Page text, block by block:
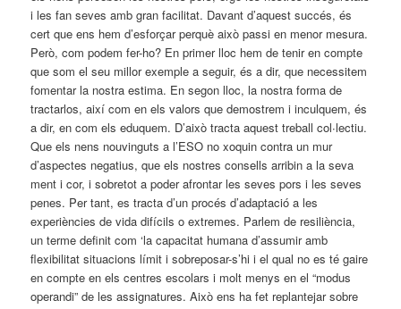
i les fan seves amb gran facilitat. Davant d’aquest succés, és
cert que ens hem d’esforçar perquè això passi en menor mesura.
Però, com podem fer-­ho? En primer lloc hem de tenir en compte
que som el seu millor exemple a seguir, és a dir, que necessitem
fomentar la nostra estima. En segon lloc, la nostra forma de
tractar­los, així com en els valors que demostrem i inculquem, és
a dir, en com els eduquem. D’això tracta aquest treball col∙lectiu.
Que els nens nouvinguts a l’ESO no xoquin contra un mur
d’aspectes negatius, que els nostres consells arribin a la seva
ment i cor, i sobretot a poder afrontar les seves pors i les seves
penes. Per tant, es tracta d’un procés d’adaptació a les
experiències de vida difícils o extremes. Parlem de resiliència,
un terme definit com ‘la capacitat humana d’assumir amb
flexibilitat situacions límit i sobreposar­-s’hi i el qual no es té gaire
en compte en els centres escolars i molt menys en el “modus
operandi” de les assignatures. Això ens ha fet replantejar sobre